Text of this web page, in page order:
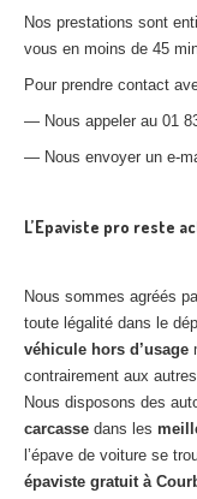
Nos prestations sont
vous en moins de 45
Pour prendre contact
— Nous appeler au 01
— Nous envoyer un e-
L’Epaviste pro reste
Nous sommes agréés
toute légalité dans le
véhicule hors d’usage
contrairement aux
Nous disposons des
carcasse dans les
l’épave de voiture se
épaviste gratuit à